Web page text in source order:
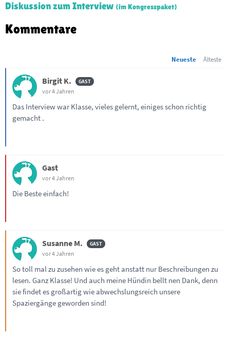
Diskussion zum Interview (im Kongresspaket)
Kommentare
Neueste Älteste
Birgit K.
vor 4 Jahren
Das Interview war Klasse, vieles gelernt, einiges schon richtig
gemacht .
Gast
vor 4 Jahren
Die Beste einfach!
Susanne M.
vor 4 Jahren
So toll mal zu zusehen wie es geht anstatt nur Beschreibungen zu
lesen. Ganz Klasse! Und auch meine Hündin bellt nen Dank, denn
sie findet es großartig wie abwechslungsreich unsere
Spaziergänge geworden sind!